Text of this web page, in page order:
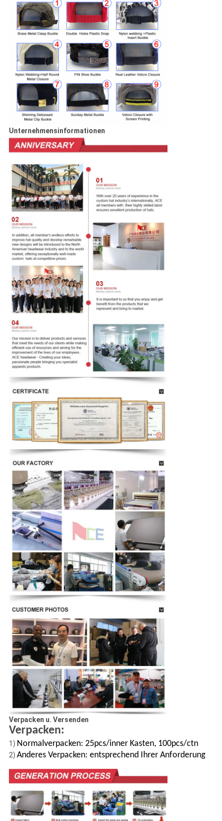
Unternehmensinformationen
Verpacken u. Versenden
Verpacken:
1) Normalverpacken: 25pcs/inner Kasten, 100pcs/ctn
2) Anderes Verpacken: entsprechend Ihrer Anforderung